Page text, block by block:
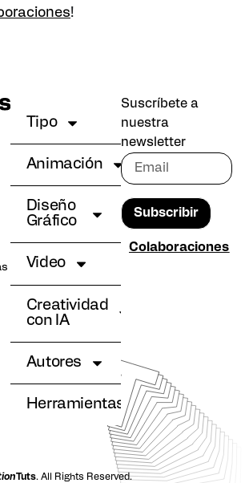
!
Tipo
Animación
Diseño
Gráfico
Video
Creatividad
con IA
Autores
Herramientas
Suscríbete a
nuestra
newsletter
Subscribir
Colaboraciones
Tuts. All Rights Reserved.